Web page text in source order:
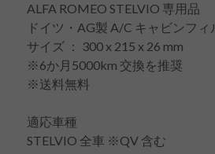
ALFA ROMEO STELVIO 専用品
ドイツ・AG製 A/C キャビンフィ
サイズ ： 300 x 215 x 26 mm
※6か月5000km 交換を推奨
※送料無料
適応車種
STELVIO 全車 ※QV 含む